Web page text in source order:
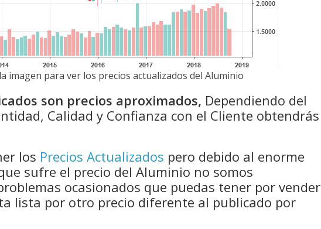
imagen para ver los precios actualizados del Aluminio
son precios aproximados, Dependiendo del
Calidad y Confianza con el Cliente obtendrás
los Precios Actualizados pero debido al enorme
sufre el precio del Aluminio no somos
ocasionados que puedas tener por vender
lista por otro precio diferente al publicado por